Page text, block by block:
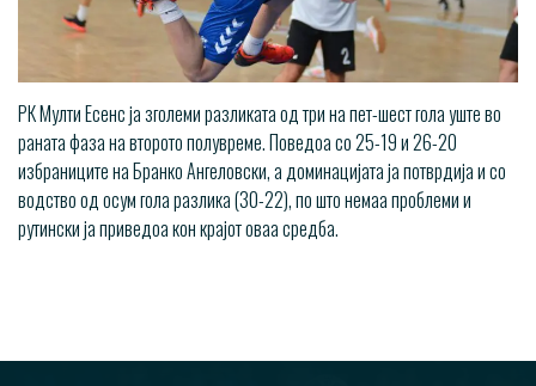
РК Мулти Есенс ја зголеми разликата од три на пет-шест гола уште во
раната фаза на второто полувреме. Поведоа со 25-19 и 26-20
избраниците на Бранко Ангеловски, а доминацијата ја потврдија и со
водство од осум гола разлика (30-22), по што немаа проблеми и
рутински ја приведоа кон крајот оваа средба.